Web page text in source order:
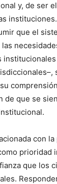
y, de ser
que el
de que se
con
prioridad
que los